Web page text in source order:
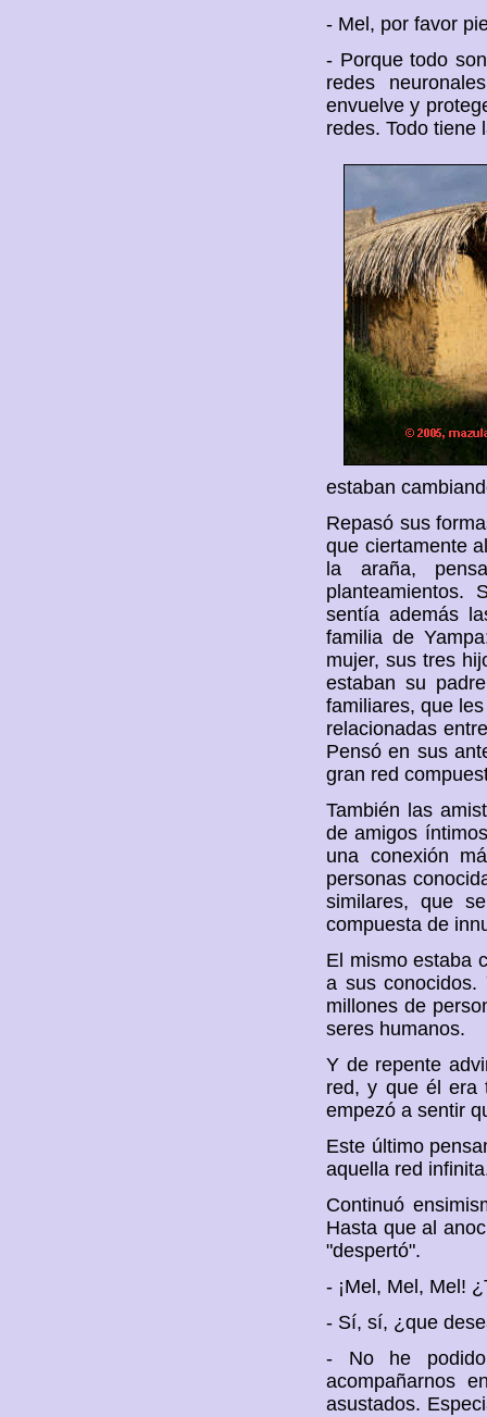
- Mel, por favor
- Porque todo
redes
envuelve y
redes. Todo tiene
estaban
Repasó sus
que ciertamente
la araña,
planteamientos.
sentía además
familia de
mujer, sus tres
estaban su
familiares, que
relacionadas
Pensó en sus
gran red
También las
de amigos
una conexión
personas
similares, que
compuesta de
El mismo estaba
a sus
millones de
seres humanos.
Y de repente
red, y que él era
empezó a sentir
Este último
aquella red
Continuó
Hasta que al
"despertó".
- ¡Mel, Mel, Mel!
- Sí, sí, ¿que
- No he
acompañarnos
asustados.